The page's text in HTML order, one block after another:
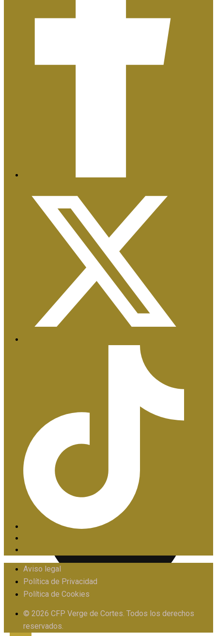
Certificaciones ISO
X
Aviso legal
Política de Privacidad
Política de Cookies
© 2026 CFP Verge de Cortes. Todos los derechos
reservados.